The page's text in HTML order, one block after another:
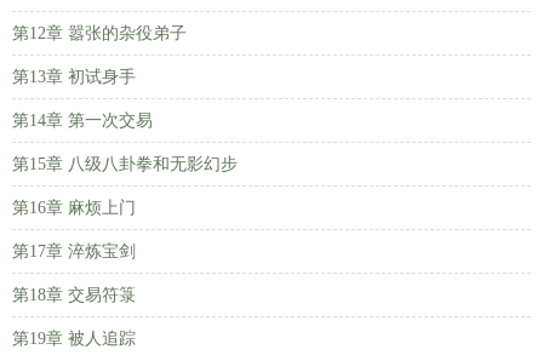
第12章 嚣张的杂役弟子
第13章 初试身手
第14章 第一次交易
第15章 八级八卦拳和无影幻步
第16章 麻烦上门
第17章 淬炼宝剑
第18章 交易符箓
第19章 被人追踪